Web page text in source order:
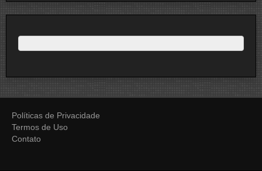
Políticas de Privacidade
Termos de Uso
Contato